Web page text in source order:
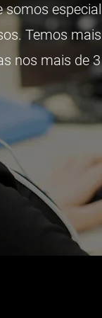
somos
Temos
nos mais de